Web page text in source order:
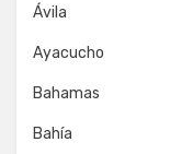
Ávila
Ayacucho
Bahamas
Bahía